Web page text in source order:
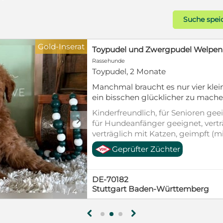
Suche
1/4
d
Gold-Inserat
Rassehunde
Toypudel, 2 Monate
Manchmal braucht es nur vier
ein bisschen glücklicher zu
Welpen wachsen bei uns mitten
kennen Stimmen,
ganz normalen Tagesablauf.
Aufmerksamkeit und
jeden Tag ein kleines Stück mehr
zeigen bereits ihre
sind neugierig und möchten
sind etwas ruhiger und genießen
und Streicheleinheiten ihrer
außergewöhnlich intelligent und
sie sehr menschenbezogen und
Kinderfreundlich, für Senioren
für Hundeanfänger geeignet,
verträglich mit Katzen, geimpft
entwurmt, gechipt, mit EU-
Allergikerfreundlich, Stubenrein,
Geprüfter Züchter
DE-70182
Stuttgart Baden-Württemberg
g h